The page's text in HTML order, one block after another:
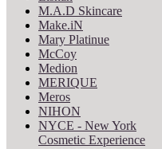
M.A.D Skincare
Make.iN
Mary Platinue
McCoy
Medion
MERIQUE
Meros
NIHON
NYCE - New York
Cosmetic Experience